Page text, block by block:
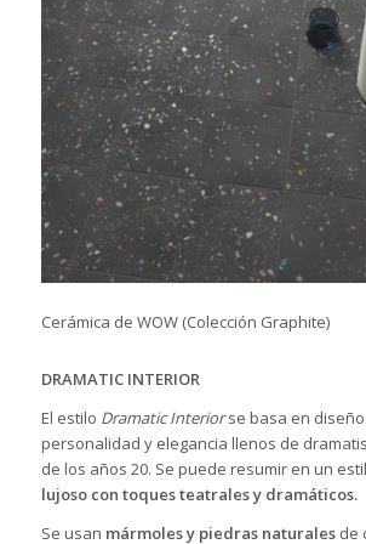
Cerámica de WOW (Colección Graphite)
DRAMATIC INTERIOR
El estilo Dramatic Interiorse basa en
personalidad y elegancia llenos de
de los años 20. Se puede resumir en un
lujoso con toques teatrales y dramáticos.
Se usan mármoles y piedras naturalesde